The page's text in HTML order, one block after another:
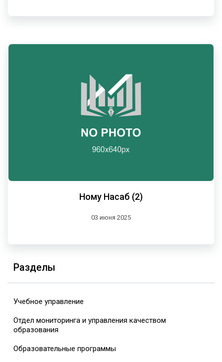
Ному Насаб (2)
03 июня 2025
Разделы
Учебное управление
Отдел мониторинга и управления качеством
образования
Образовательные программы